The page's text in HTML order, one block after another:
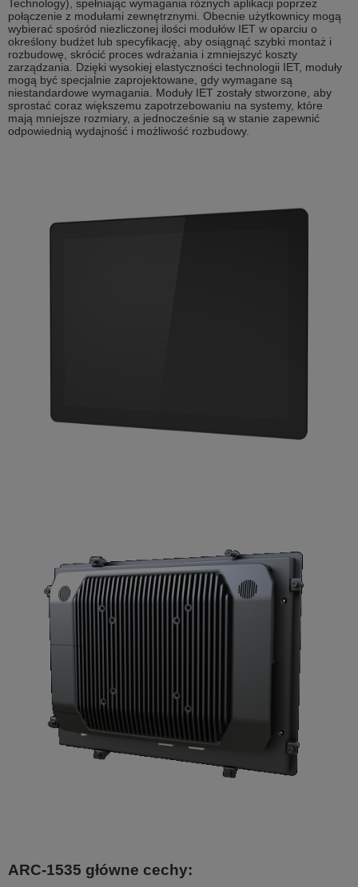
Technology), spełniając wymagania różnych aplikacji poprzez
połączenie z modułami zewnętrznymi. Obecnie użytkownicy mogą
wybierać spośród niezliczonej ilości modułów IET w oparciu o
określony budżet lub specyfikację, aby osiągnąć szybki montaż i
rozbudowę, skrócić proces wdrażania i zmniejszyć koszty
zarządzania. Dzięki wysokiej elastyczności technologii IET, moduły
mogą być specjalnie zaprojektowane, gdy wymagane są
niestandardowe wymagania. Moduły IET zostały stworzone, aby
sprostać coraz większemu zapotrzebowaniu na systemy, które
mają mniejsze rozmiary, a jednocześnie są w stanie zapewnić
odpowiednią wydajność i możliwość rozbudowy.
ARC-1535 główne cechy: